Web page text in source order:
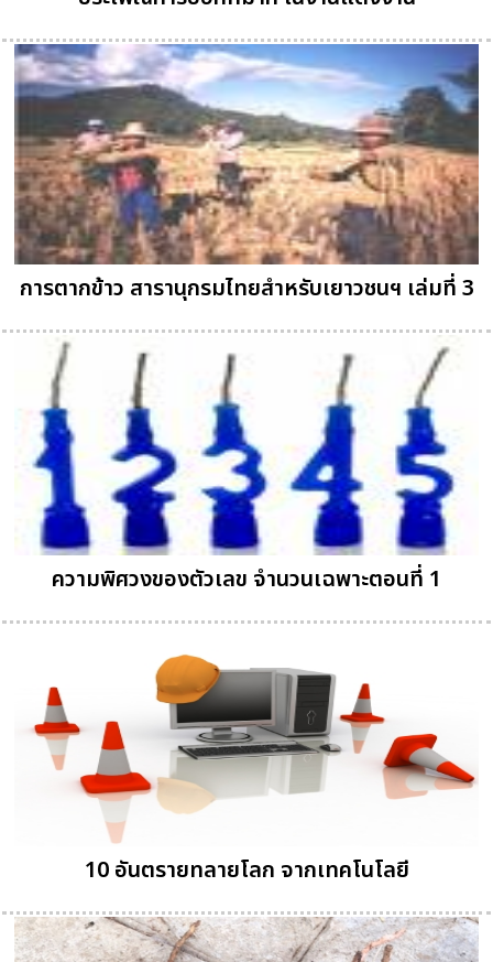
การตากข้าว สารานุกรมไทยสำหรับเยาวชนฯ เล่มที่ 3
ความพิศวงของตัวเลข จำนวนเฉพาะตอนที่ 1
10 อันตรายทลายโลก จากเทคโนโลยี